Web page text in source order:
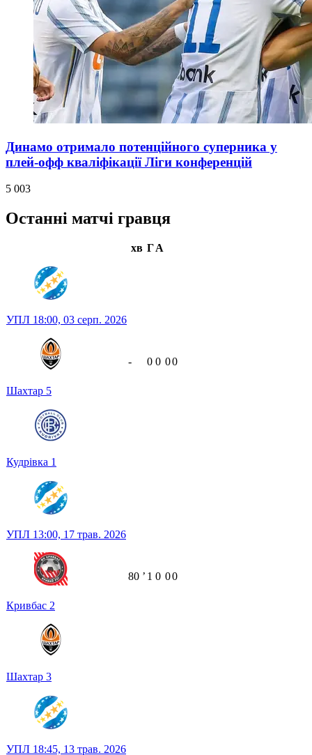
Динамо отримало потенційного суперника у
плей-офф кваліфікації Ліги конференцій
5 003
Останні матчі гравця
хв ГА
УПЛ 18:00, 03 серп. 2026
Шахтар 5
Кудрівка 1
- 0 0 00
УПЛ 13:00, 17 трав. 2026
Кривбас 2
Шахтар 3
80 ʼ 1 0 00
УПЛ 18:45, 13 трав. 2026